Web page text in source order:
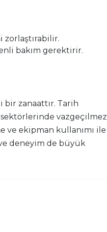
bakım gerektirir.
zanaattır. Tarih
vazgeçilmez
ve ekipman kullanımı ile
deneyim de büyük